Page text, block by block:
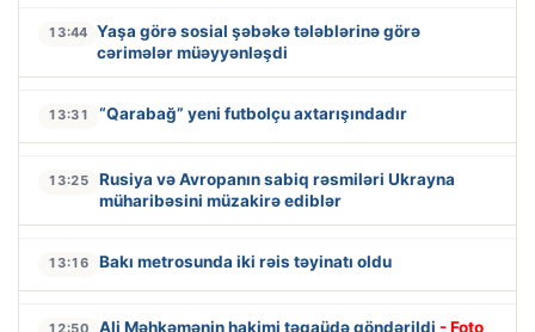
13:44 Yaşa görə sosial şəbəkə tələblərinə görə
cərimələr müəyyənləşdi
13:31 “Qarabağ” yeni futbolçu axtarışındadır
13:25
Rusiya və Avropanın sabiq rəsmiləri Ukrayna
müharibəsini müzakirə ediblər
13:16 Bakı metrosunda iki rəis təyinatı oldu
12:50 Ali Məhkəmənin hakimi təqaüdə göndərildi - Foto